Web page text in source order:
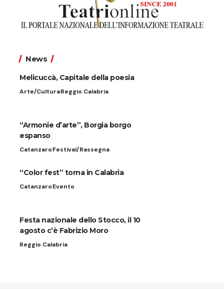
News
Melicuccà, Capitale della poesia
Arte/CulturaReggio Calabria
“Armonie d’arte”, Borgia borgo
espanso
CatanzaroFestival/Rassegna
“Color fest” torna in Calabria
CatanzaroEvento
Festa nazionale dello Stocco, il 10
agosto c’è Fabrizio Moro
Reggio Calabria